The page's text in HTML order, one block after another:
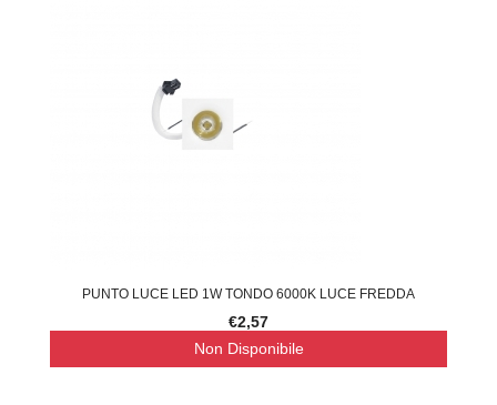
PUNTO LUCE LED 1W TONDO 6000K LUCE FREDDA
€2,57
Non Disponibile